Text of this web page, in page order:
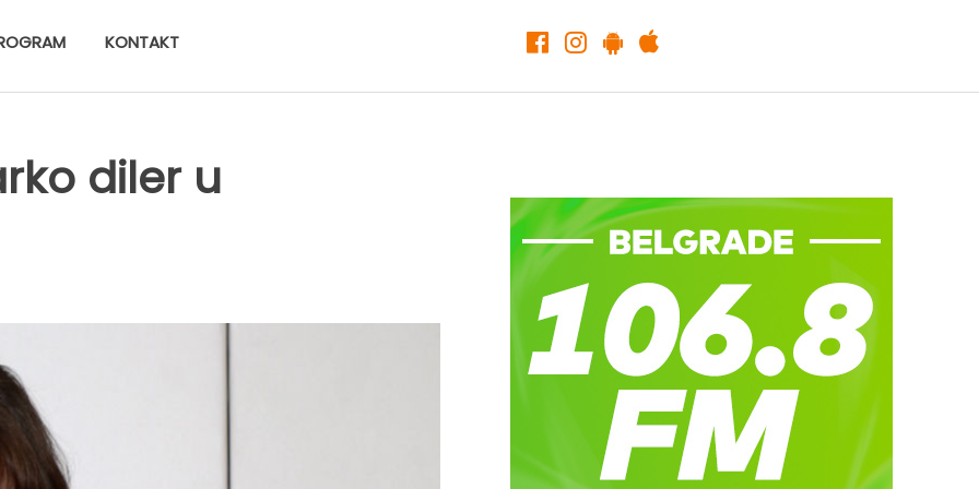
KONTAKT
diler u